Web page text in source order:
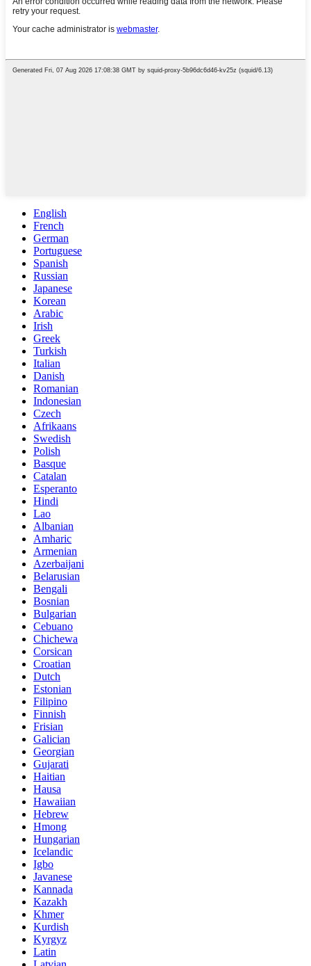
English
French
German
Portuguese
Spanish
Russian
Japanese
Korean
Arabic
Irish
Greek
Turkish
Italian
Danish
Romanian
Indonesian
Czech
Afrikaans
Swedish
Polish
Basque
Catalan
Esperanto
Hindi
Lao
Albanian
Amharic
Armenian
Azerbaijani
Belarusian
Bengali
Bosnian
Bulgarian
Cebuano
Chichewa
Corsican
Croatian
Dutch
Estonian
Filipino
Finnish
Frisian
Galician
Georgian
Gujarati
Haitian
Hausa
Hawaiian
Hebrew
Hmong
Hungarian
Icelandic
Igbo
Javanese
Kannada
Kazakh
Khmer
Kurdish
Kyrgyz
Latin